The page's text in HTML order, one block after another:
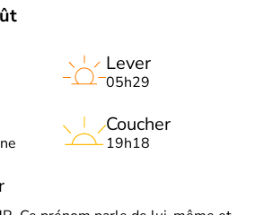
Lever
05h29
Coucher
19h18